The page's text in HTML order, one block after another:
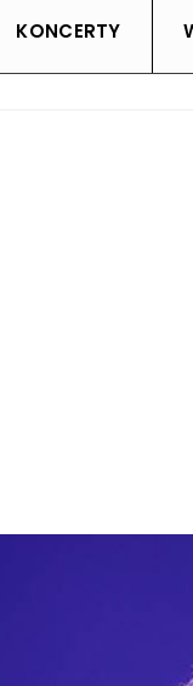
KONCERTY